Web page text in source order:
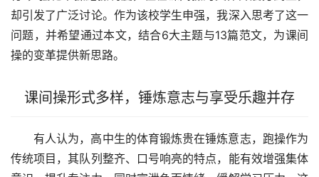
却引发了广泛讨论。作为该校学生申强，我深入思考了这一
问题，并希望通过本文，结合6大主题与13篇范文，为课间
操的变革提供新思路。
课间操形式多样，锤炼意志与享受乐趣并存
有人认为，高中生的体育锻炼贵在锤炼意志，跑操作为
传统项目，其队列整齐、口号响亮的特点，能有效增强集体